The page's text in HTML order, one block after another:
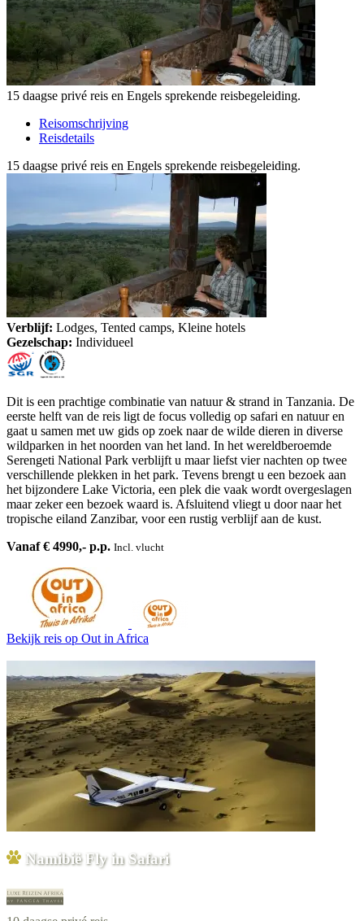
15 daagse privé reis en Engels sprekende reisbegeleiding.
Reisomschrijving
Reisdetails
15 daagse privé reis en Engels sprekende reisbegeleiding.
Verblijf: Lodges, Tented camps, Kleine hotels
Gezelschap: Individueel
Dit is een prachtige combinatie van natuur & strand in Tanzania. De
eerste helft van de reis ligt de focus volledig op safari en natuur en
gaat u samen met uw gids op zoek naar de wilde dieren in diverse
wildparken in het noorden van het land. In het wereldberoemde
Serengeti National Park verblijft u maar liefst vier nachten op twee
verschillende plekken in het park. Tevens brengt u een bezoek aan
het bijzondere Lake Victoria, een plek die vaak wordt overgeslagen
maar zeker een bezoek waard is. Afsluitend vliegt u door naar het
tropische eiland Zanzibar, voor een rustig verblijf aan de kust.
Vanaf € 4990,- p.p. Incl. vlucht
Bekijk reis op Out in Africa
Namibië Fly in Safari